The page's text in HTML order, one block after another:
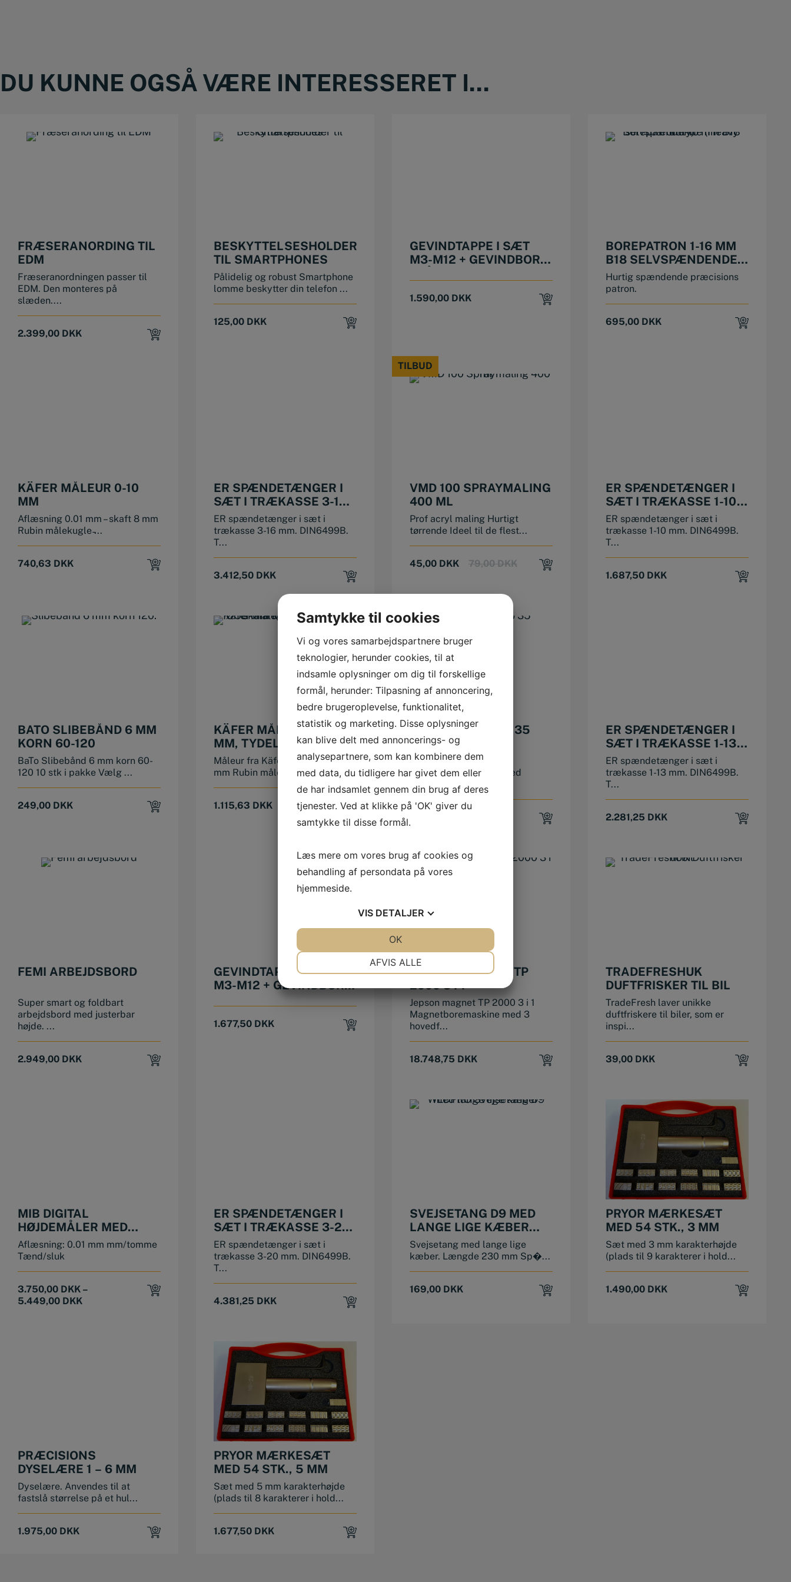
DU KUNNE OGSÅ VÆRE INTERESSERET I...
FRÆSERANORDING TIL
EDM
Fræseranordningen passer til
EDM. Den monteres på
slæden....
2.399,00 DKK
BESKYTTELSESHOLDER
TIL SMARTPHONES
Pålidelig og robust Smartphone
lomme beskytter din telefon ...
125,00 DKK
GEVINDTAPPE I SÆT
M3-M12 + GEVINDBOR,
1.590,00 DKK
BOREPATRON 1-16 MM
B18 SELVSPÆNDENDE
(HEAVY DUTY)
Hurtig spændende præcisions
patron.
695,00 DKK
KÄFER MÅLEUR 0-10
MM
Aflæsning 0.01 mm – skaft 8 mm
Rubin målekugle ̵...
740,63 DKK
ER SPÆNDETÆNGER I
SÆT I TRÆKASSE 3-16
MM
ER spændetænger i sæt i
trækasse 3-16 mm. DIN6499B.
T...
3.412,50 DKK
TILBUD
TILBUD
VMD 100 SPRAYMALING
400 ML
Prof acryl maling Hurtigt
tørrende Ideel til de flest...
79,00DKKOriginal
45,00 DKK
Current
ER SPÆNDETÆNGER I
SÆT I TRÆKASSE 1-10
MM
ER spændetænger i sæt i
trækasse 1-10 mm. DIN6499B.
T...
1.687,50 DKK
BATO SLIBEBÅND 6 MM
KORN 60-120
BaTo Slibebånd 6 mm korn 60-
120 10 stk i pakke Vælg ...
249,00 DKK
KÄFER MÅLEUR 0-10
MM, TYDELIG
Måleur fra Käfer. Aflæsning 0.01
mm Rubin måleku...
1.115,63 DKK
JEPSON MAGPRO 35
Jepson magpro 35
Magnetboremaskine med
integreret smør...
ER SPÆNDETÆNGER I
SÆT I TRÆKASSE 1-13
MM
ER spændetænger i sæt i
trækasse 1-13 mm. DIN6499B.
T...
2.281,25 DKK
FEMI ARBEJDSBORD
Super smart og foldbart
arbejdsbord med justerbar
højde. ...
2.949,00 DKK
GEVINDTAPPE I SÆT
M3-M12 + GEVINDBOR,
SPIRALTAPPE
1.677,50 DKK
JEPSON MAGNET TP
2000 3 I 1
Jepson magnet TP 2000 3 i 1
Magnetboremaskine med 3
hovedf...
18.748,75 DKK
TRADEFRESHUK
DUFTFRISKER TIL BIL
TradeFresh laver unikke
duftfriskere til biler, som er
inspi...
39,00 DKK
MIB DIGITAL
HØJDEMÅLER MED
DREJEHJUL
Aflæsning: 0.01 mm mm/tomme
Tænd/sluk
3.750,00 DKK –
5.449,00 DKK
ER SPÆNDETÆNGER I
SÆT I TRÆKASSE 3-20
MM
ER spændetænger i sæt i
trækasse 3-20 mm. DIN6499B.
T...
4.381,25 DKK
SVEJSETANG D9 MED
LANGE LIGE KÆBER
(225 MM / 9″)
Svejsetang med lange lige
kæber. Længde 230 mm Sp�...
169,00 DKK
PRYOR MÆRKESÆT
MED 54 STK., 3 MM
Sæt med 3 mm karakterhøjde
(plads til 9 karakterer i hold...
1.490,00 DKK
PRÆCISIONS
DYSELÆRE 1 – 6 MM
Dyselære. Anvendes til at
fastslå størrelse på et hul...
1.975,00 DKK
PRYOR MÆRKESÆT
MED 54 STK., 5 MM
Sæt med 5 mm karakterhøjde
(plads til 8 karakterer i hold...
1.677,50 DKK
Samtykke til cookies
Vi og vores samarbejdspartnere bruger
teknologier, herunder cookies, til at
indsamle oplysninger om dig til forskellige
formål, herunder: Tilpasning af annoncering,
bedre brugeroplevelse, funktionalitet,
statistik og marketing. Disse oplysninger
kan blive delt med annoncerings- og
analysepartnere, som kan kombinere dem
med data, du tidligere har givet dem eller
de har indsamlet gennem din brug af deres
tjenester. Ved at klikke på 'OK' giver du
samtykke til disse formål.
Læs mere om vores brug af cookies og
behandling af persondata på vores
hjemmeside.
VIS DETALJER
STATISTIK
AFVIS ALLE
OK